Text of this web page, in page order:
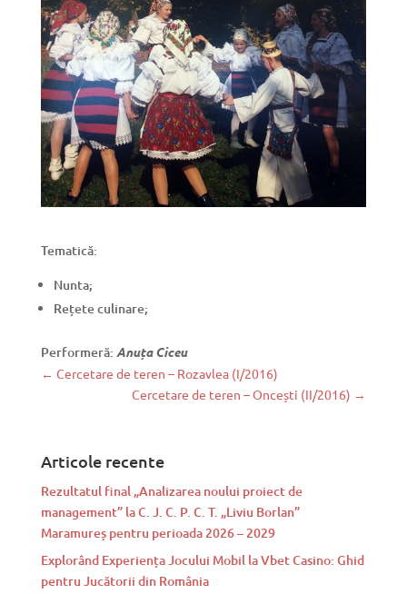
Tematică:
Nunta;
Rețete culinare;
Performeră: Anuța Ciceu
← Cercetare de teren – Rozavlea (I/2016)
Cercetare de teren – Oncești (II/2016) →
Articole recente
Rezultatul final „Analizarea noului proiect de
management” la C. J. C. P. C. T. „Liviu Borlan”
Maramureș pentru perioada 2026 – 2029
Explorând Experiența Jocului Mobil la Vbet Casino: Ghid
pentru Jucătorii din România